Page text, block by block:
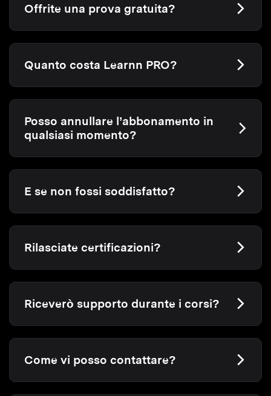
Offrite una prova gratuita?
Quanto costa Learnn PRO?
Posso annullare l’abbonamento in
qualsiasi momento?
E se non fossi soddisfatto?
Rilasciate certificazioni?
Riceverò supporto durante i corsi?
Come vi posso contattare?